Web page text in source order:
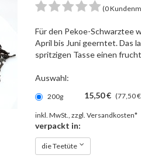
(0
Für den Pekoe-Schwarztee
April bis Juni geerntet. Das
spritzigen Tasse einen
Auswahl:
200g 15,50 € (77,50
inkl. MwSt., zzgl. Versandkosten*
verpackt in:
die Teetüte